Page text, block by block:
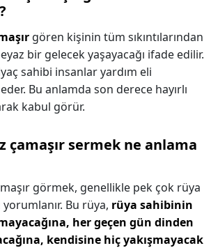
gören kişinin tüm sıkıntılarından
bir gelecek yaşayacağı ifade edilir.
sahibi insanlar yardım eli
Bu anlamda son derece hayırlı
kabul görür.
çamaşır sermek ne anlama
görmek, genellikle pek çok rüya
Bu rüya, rüya sahibinin
her geçen gün dinden
kendisine hiç yakışmayacak